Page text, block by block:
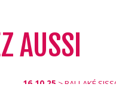
AUSSI
16.10.25 >BALLAKÉ SISSOKO & PIERS